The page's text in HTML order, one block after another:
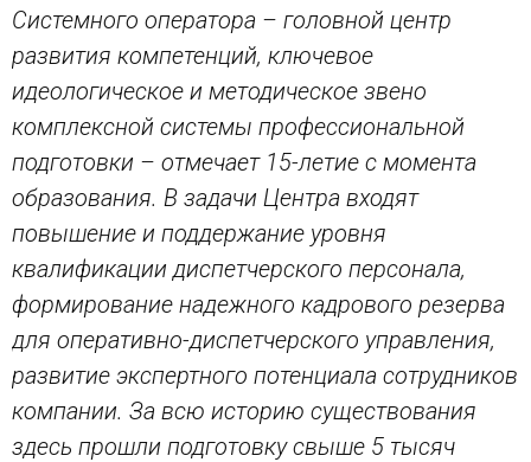
Системного оператора – головной центр
развития компетенций, ключевое
идеологическое и методическое звено
комплексной системы профессиональной
подготовки – отмечает 15-летие с момента
образования. В задачи Центра входят
повышение и поддержание уровня
квалификации диспетчерского персонала,
формирование надежного кадрового резерва
для оперативно-диспетчерского управления,
развитие экспертного потенциала сотрудников
компании. За всю историю существования
здесь прошли подготовку свыше 5 тысяч